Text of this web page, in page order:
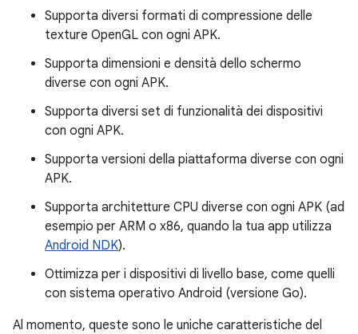
Supporta diversi formati di compressione delle
texture OpenGL con ogni APK.
Supporta dimensioni e densità dello schermo
diverse con ogni APK.
Supporta diversi set di funzionalità dei dispositivi
con ogni APK.
Supporta versioni della piattaforma diverse con ogni
APK.
Supporta architetture CPU diverse con ogni APK (ad
esempio per ARM o x86, quando la tua app utilizza
Android NDK).
Ottimizza per i dispositivi di livello base, come quelli
con sistema operativo Android (versione Go).
Al momento, queste sono le uniche caratteristiche del